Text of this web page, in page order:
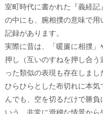
室町時代に書かれた『義経記
の中にも、腕相撲の意味で用
記録があります。
実際に昔は、「暖簾に相撲」
押し（互いのすねを押し合う
った類似の表現も存在しまし
ひらひらとした布切れに本気
んでも、空を切るだけで勝負
いう、非常に滑稽な情景から